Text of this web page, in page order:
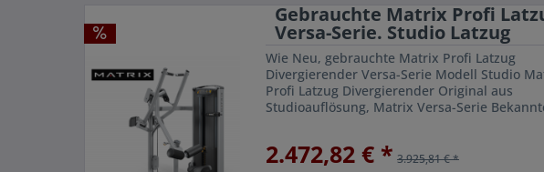
Gebrauchte Matrix Profi
Versa-Serie. Studio Latzug
Wie Neu, gebrauchte Matrix Profi Latzug
Divergierender Versa-Serie Modell Studio
Profi Latzug Divergierender Original aus
Studioauflösung, Matrix Versa-Serie
2.472,82 € * 3.925,81 € *